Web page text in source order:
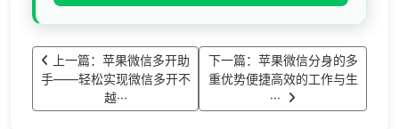
上一篇：苹果微信多开助
手——轻松实现微信多开不
越···
下一篇：苹果微信分身的多
重优势便捷高效的工作与生
···